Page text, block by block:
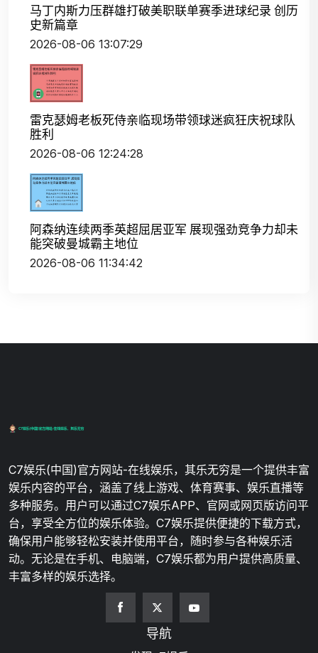
马丁内斯力压群雄打破美职联单赛季进球纪录 创历
史新篇章
2026-08-06 13:07:29
雷克瑟姆老板死侍亲临现场带领球迷疯狂庆祝球队
胜利
2026-08-06 12:24:28
阿森纳连续两季英超屈居亚军 展现强劲竞争力却未
能突破曼城霸主地位
2026-08-06 11:34:42
C7娱乐(中国)官方网站-在线娱乐，其乐无穷是一个提供丰富
娱乐内容的平台，涵盖了线上游戏、体育赛事、娱乐直播等
多种服务。用户可以通过C7娱乐APP、官网或网页版访问平
台，享受全方位的娱乐体验。C7娱乐提供便捷的下载方式，
确保用户能够轻松安装并使用平台，随时参与各种娱乐活
动。无论是在手机、电脑端，C7娱乐都为用户提供高质量、
丰富多样的娱乐选择。
导航